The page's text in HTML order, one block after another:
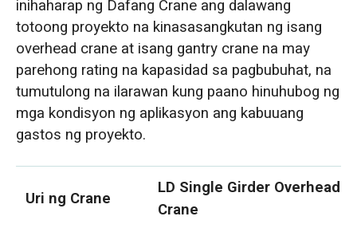
inihaharap ng Dafang Crane ang dalawang
totoong proyekto na kinasasangkutan ng isang
overhead crane at isang gantry crane na may
parehong rating na kapasidad sa pagbubuhat, na
tumutulong na ilarawan kung paano hinuhubog ng
mga kondisyon ng aplikasyon ang kabuuang
gastos ng proyekto.
Uri ng Crane
LD Single Girder Overhead
Crane